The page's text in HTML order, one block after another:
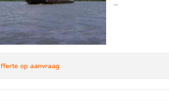
...
op aanvraag